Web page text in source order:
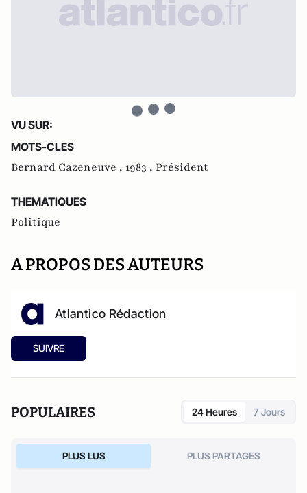
VU SUR:
MOTS-CLES
Bernard Cazeneuve , 1983 , Président
THEMATIQUES
Politique
A PROPOS DES AUTEURS
Atlantico Rédaction
SUIVRE
POPULAIRES 24 Heures 7 Jours
PLUS LUS PLUS PARTAGES